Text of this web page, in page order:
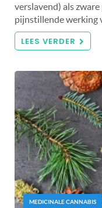
verslavend) als
pijnstillende werking
LEES VERDER
MEDICINALE CANNABIS